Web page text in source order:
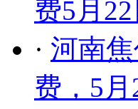
费5月22
· 河南
费，5月